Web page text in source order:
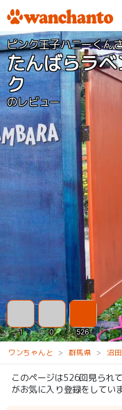
ピンク王子ハニーくん
たんばらラ
ク
のレビュー
1 0 526
ワンちゃんと 群馬県 沼
このページは526回見られ
がお気に入り登録をしてい